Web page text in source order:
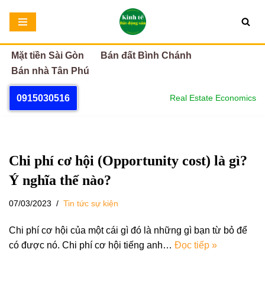
Chuyển
tới
nội
dung
Mặt tiền Sài Gòn
Bán đất Bình Chánh
Bán nhà Tân Phú
0915030516 Real Estate Economics
Chi phí cơ hội (Opportunity cost) là gì?
Ý nghĩa thế nào?
07/03/2023 Tin tức sự kiện
Chi phí cơ hội của một cái gì đó là những gì bạn từ bỏ để
có được nó. Chi phí cơ hội tiếng anh… Đọc tiếp »